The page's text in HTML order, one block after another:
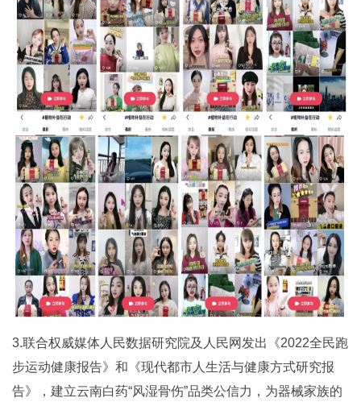
3.联合权威媒体人民数据研究院及人民网发出《2022全民跑
步运动健康报告》和《现代都市人生活与健康方式研究报
告》，建立云南白药“风湿骨伤”品类公信力，为器械家族的